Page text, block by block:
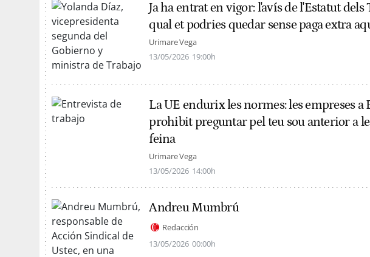
Ja ha entrat en vigor: l'avís de l'Estatut dels
qual et podries quedar sense paga extra
Urimare Vega
13/05/2026 19:00h
La UE endurix les normes: les empreses
prohibit preguntar pel teu sou anterior a
feina
Urimare Vega
13/05/2026 14:00h
Andreu Mumbrú
Redacción
13/05/2026 00:00h